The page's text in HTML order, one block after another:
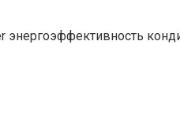
энергоэффективность